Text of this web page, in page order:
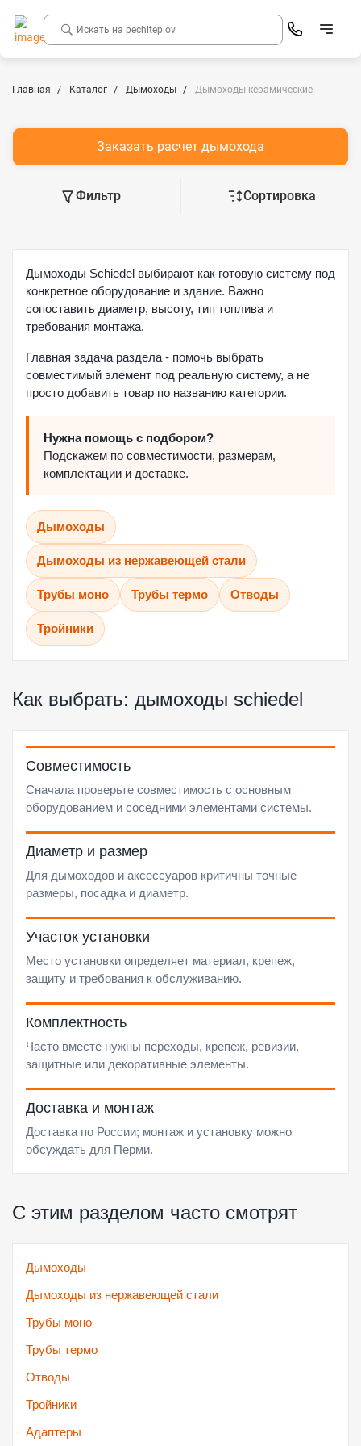
Главная Каталог Дымоходы Дымоходы керамические
Заказать расчет дымохода
Фильтр Сортировка
Дымоходы Schiedel выбирают как готовую систему под
конкретное оборудование и здание. Важно
сопоставить диаметр, высоту, тип топлива и
требования монтажа.
Главная задача раздела - помочь выбрать
совместимый элемент под реальную систему, а не
просто добавить товар по названию категории.
Нужна помощь с подбором?
Подскажем по совместимости, размерам,
комплектации и доставке.
Дымоходы
Дымоходы из нержавеющей стали
Трубы моно Трубы термо Отводы
Тройники
Как выбрать: дымоходы schiedel
Совместимость
Сначала проверьте совместимость с основным
оборудованием и соседними элементами системы.
Диаметр и размер
Для дымоходов и аксессуаров критичны точные
размеры, посадка и диаметр.
Участок установки
Место установки определяет материал, крепеж,
защиту и требования к обслуживанию.
Комплектность
Часто вместе нужны переходы, крепеж, ревизии,
защитные или декоративные элементы.
Доставка и монтаж
Доставка по России; монтаж и установку можно
обсуждать для Перми.
С этим разделом часто смотрят
Дымоходы
Дымоходы из нержавеющей стали
Трубы моно
Трубы термо
Отводы
Тройники
Адаптеры